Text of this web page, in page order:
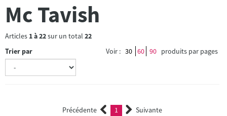
Mc Tavish
Articles 1à22sur un total 22
Trier par
Voir : 30 60 90 produits par pages
Précédente 1 (current)Suivante